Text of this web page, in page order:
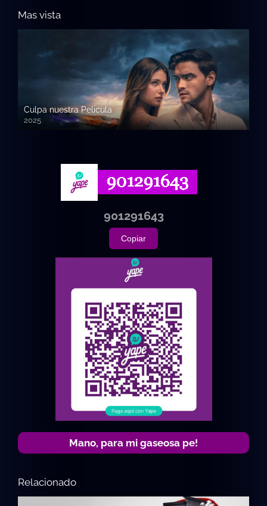
Mas vista
Culpa nuestra Pelicula
2025
720p HD
901291643
Copiar
Mano, para mi gaseosa pe!
Relacionado